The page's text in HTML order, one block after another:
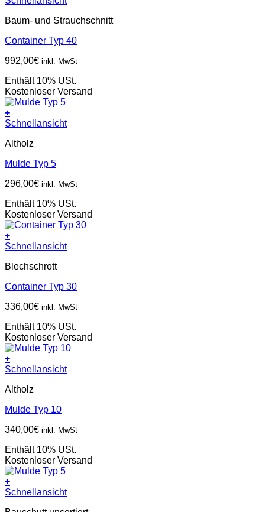
Baum- und Strauchschnitt
Container Typ 40
992,00€ inkl. MwSt
Enthält 10% USt.
Kostenloser Versand
+
Schnellansicht
Altholz
Mulde Typ 5
296,00€ inkl. MwSt
Enthält 10% USt.
Kostenloser Versand
+
Schnellansicht
Blechschrott
Container Typ 30
336,00€ inkl. MwSt
Enthält 10% USt.
Kostenloser Versand
+
Schnellansicht
Altholz
Mulde Typ 10
340,00€ inkl. MwSt
Enthält 10% USt.
Kostenloser Versand
+
Schnellansicht